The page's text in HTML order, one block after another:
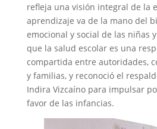
refleja una visión integral de la
aprendizaje va de la mano del
emocional y social de las niñas
que la salud escolar es una
compartida entre autoridades,
y familias, y reconoció el
Indira Vizcaíno para impulsar
favor de las infancias.